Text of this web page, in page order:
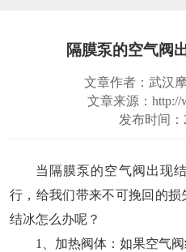
隔膜泵的空气阀
文章作者：武汉
文章来源：http://
发布时间：
当隔膜泵的空气阀出现
行，给我们带来不可挽回的
结冰怎么办呢？
1、加热阀体：如果空气